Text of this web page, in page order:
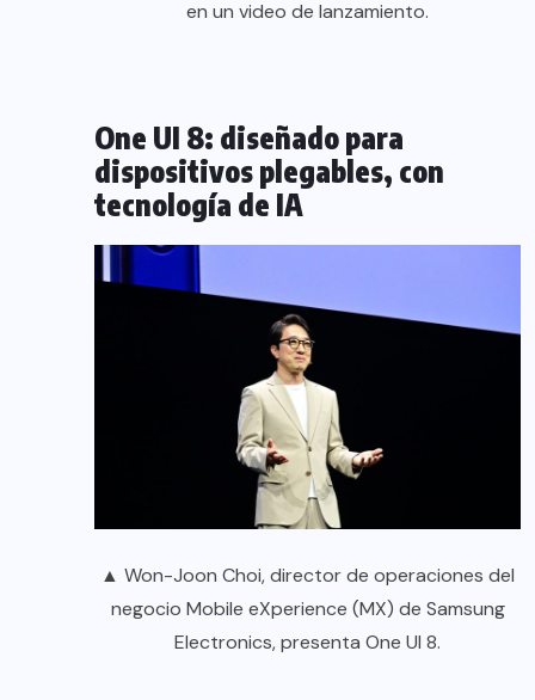
en un video de lanzamiento.
One UI 8: diseñado para
dispositivos plegables, con
tecnología de IA
▲ Won-Joon Choi, director de operaciones del
negocio Mobile eXperience (MX) de Samsung
Electronics, presenta One UI 8.